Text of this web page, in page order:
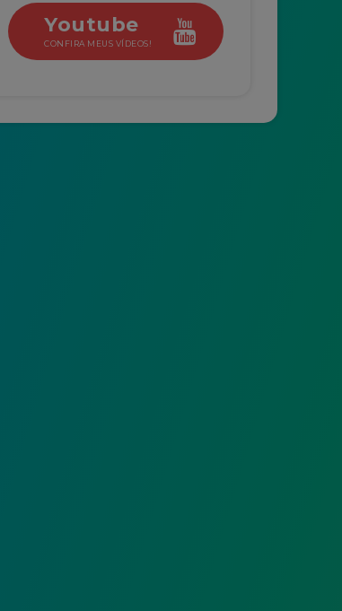
Youtube
CONFIRA MEUS VÍDEOS!